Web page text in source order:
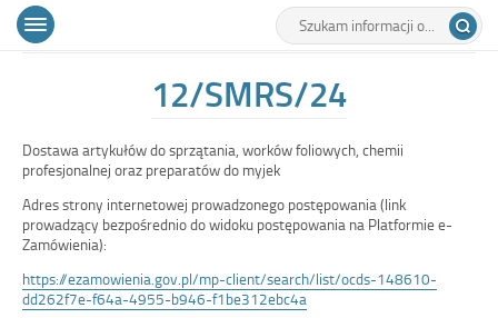
Wyszukiwarka
Tutaj
wpisz
Menu
główne
Otwórz
12/SMRS/24
Dostawa artykułów do sprzątania, worków foliowych, chemii
profesjonalnej oraz preparatów do myjek
Adres strony internetowej prowadzonego postępowania (link
prowadzący bezpośrednio do widoku postępowania na Platformie e-
Zamówienia):
https://ezamowienia.gov.pl/mp-client/search/list/ocds-148610-
dd262f7e-f64a-4955-b946-f1be312ebc4a